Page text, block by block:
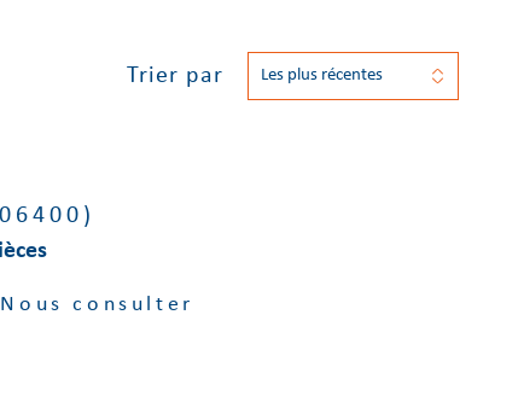
Trier par Les plus récentes
Nous consulter